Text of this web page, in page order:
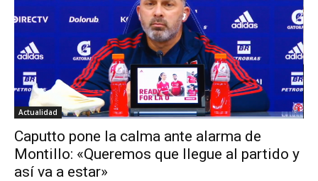
Actualidad
Caputto pone la calma ante alarma de
Montillo: «Queremos que llegue al partido y
así va a estar»